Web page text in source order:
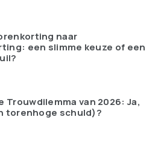
naar
een slimme keuze of een
Trouwdilemma van 2026: Ja,
torenhoge schuld)?